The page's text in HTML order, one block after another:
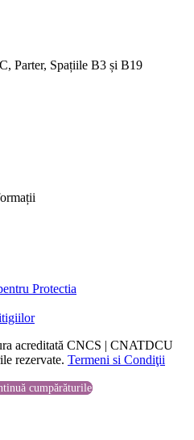
Parter, Spațiile B3 și B19
acreditată CNCS | CNATDCU
rezervate. Termeni si Condiţii
cumpărăturile